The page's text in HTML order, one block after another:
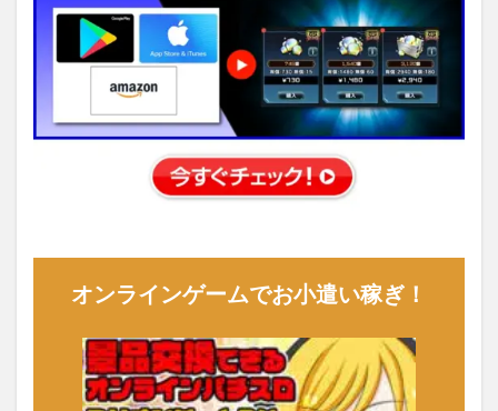
オンラインゲームでお小遣い稼ぎ！